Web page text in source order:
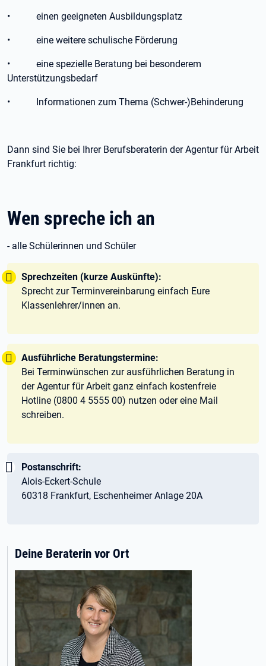
• einen geeigneten Ausbildungsplatz
• eine weitere schulische Förderung
• eine spezielle Beratung bei besonderem
Unterstützungsbedarf
• Informationen zum Thema (Schwer-)Behinderung
Dann sind Sie bei Ihrer Berufsberaterin der Agentur für Arbeit
Frankfurt richtig:
Wen spreche ich an
- alle Schülerinnen und Schüler
Tipp:
Sprechzeiten (kurze Auskünfte):
Sprecht zur Terminvereinbarung einfach Eure
Klassenlehrer/innen an.
Tipp:
Ausführliche Beratungstermine:
Bei Terminwünschen zur ausführlichen Beratung in
der Agentur für Arbeit ganz einfach kostenfreie
Hotline (0800 4 5555 00) nutzen oder eine Mail
schreiben.
Wichtig:
Postanschrift:
Alois-Eckert-Schule
60318 Frankfurt, Eschenheimer Anlage 20A
Deine Beraterin vor Ort